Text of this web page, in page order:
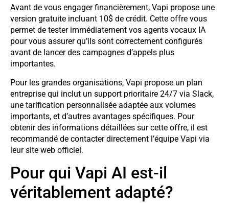
Avant de vous engager financièrement, Vapi propose une
version gratuite incluant 10$ de crédit. Cette offre vous
permet de tester immédiatement vos agents vocaux IA
pour vous assurer qu’ils sont correctement configurés
avant de lancer des campagnes d’appels plus
importantes.
Pour les grandes organisations, Vapi propose un plan
entreprise qui inclut un support prioritaire 24/7 via Slack,
une tarification personnalisée adaptée aux volumes
importants, et d’autres avantages spécifiques. Pour
obtenir des informations détaillées sur cette offre, il est
recommandé de contacter directement l’équipe Vapi via
leur site web officiel.
Pour qui Vapi AI est-il
véritablement adapté?